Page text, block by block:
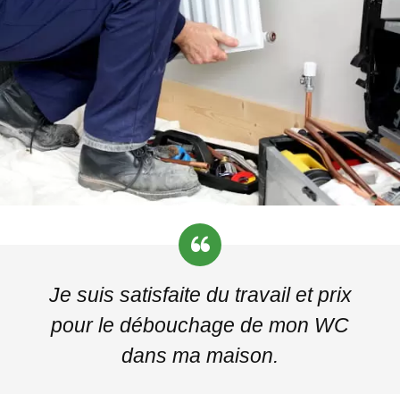
Je suis satisfaite du travail et prix
pour le débouchage de mon WC
dans ma maison.